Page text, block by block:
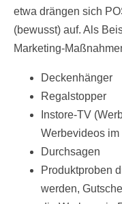
etwa drängen sich
(bewusst) auf. Als
Marketing-
Deckenhänger
Regalstopper
Instore-TV
Werbevideos im
Durchsagen
Produktproben
werden,